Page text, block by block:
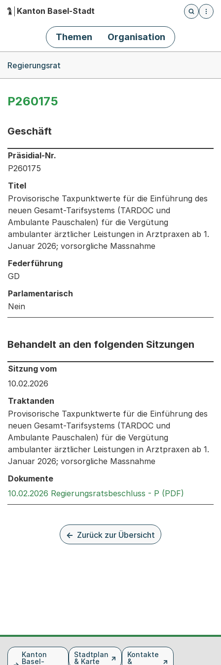
Hauptnavigation
Kanton Basel-Stadt
Öffnet
Themen Organisation
Regierungsrat
P260175
Geschäft
Informationen zum Ausgewählten Geschäft
Präsidial-Nr.
P260175
Titel
Provisorische Taxpunktwerte für die Einführung des
neuen Gesamt-Tarifsystems (TARDOC und
Ambulante Pauschalen) für die Vergütung
ambulanter ärztlicher Leistungen in Arztpraxen ab 1.
Januar 2026; vorsorgliche Massnahme
Federführung
GD
Parlamentarisch
Nein
Behandelt an den folgenden Sitzungen
Behandelt an den folgenden Sitzungen: Informationen
Sitzung vom
10.02.2026
Traktanden
Provisorische Taxpunktwerte für die Einführung des
neuen Gesamt-Tarifsystems (TARDOC und
Ambulante Pauschalen) für die Vergütung
ambulanter ärztlicher Leistungen in Arztpraxen ab 1.
Januar 2026; vorsorgliche Massnahme
Dokumente
10.02.2026 Regierungsratsbeschluss - P (PDF)
Zurück zur Übersicht
FusszeileKanton
Basel-
Stadtplan
& Karte
Kontakte
&